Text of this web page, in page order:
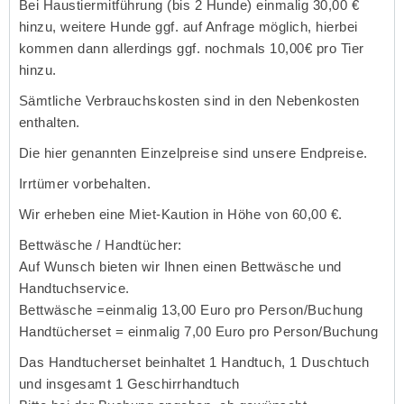
Bei Haustiermitführung (bis 2 Hunde) einmalig 30,00 €
hinzu, weitere Hunde ggf. auf Anfrage möglich, hierbei
kommen dann allerdings ggf. nochmals 10,00€ pro Tier
hinzu.
Sämtliche Verbrauchskosten sind in den Nebenkosten
enthalten.
Die hier genannten Einzelpreise sind unsere Endpreise.
Irrtümer vorbehalten.
Wir erheben eine Miet-Kaution in Höhe von 60,00 €.
Bettwäsche / Handtücher:
Auf Wunsch bieten wir Ihnen einen Bettwäsche und
Handtuchservice.
Bettwäsche =einmalig 13,00 Euro pro Person/Buchung
Handtücherset = einmalig 7,00 Euro pro Person/Buchung
Das Handtucherset beinhaltet 1 Handtuch, 1 Duschtuch
und insgesamt 1 Geschirrhandtuch